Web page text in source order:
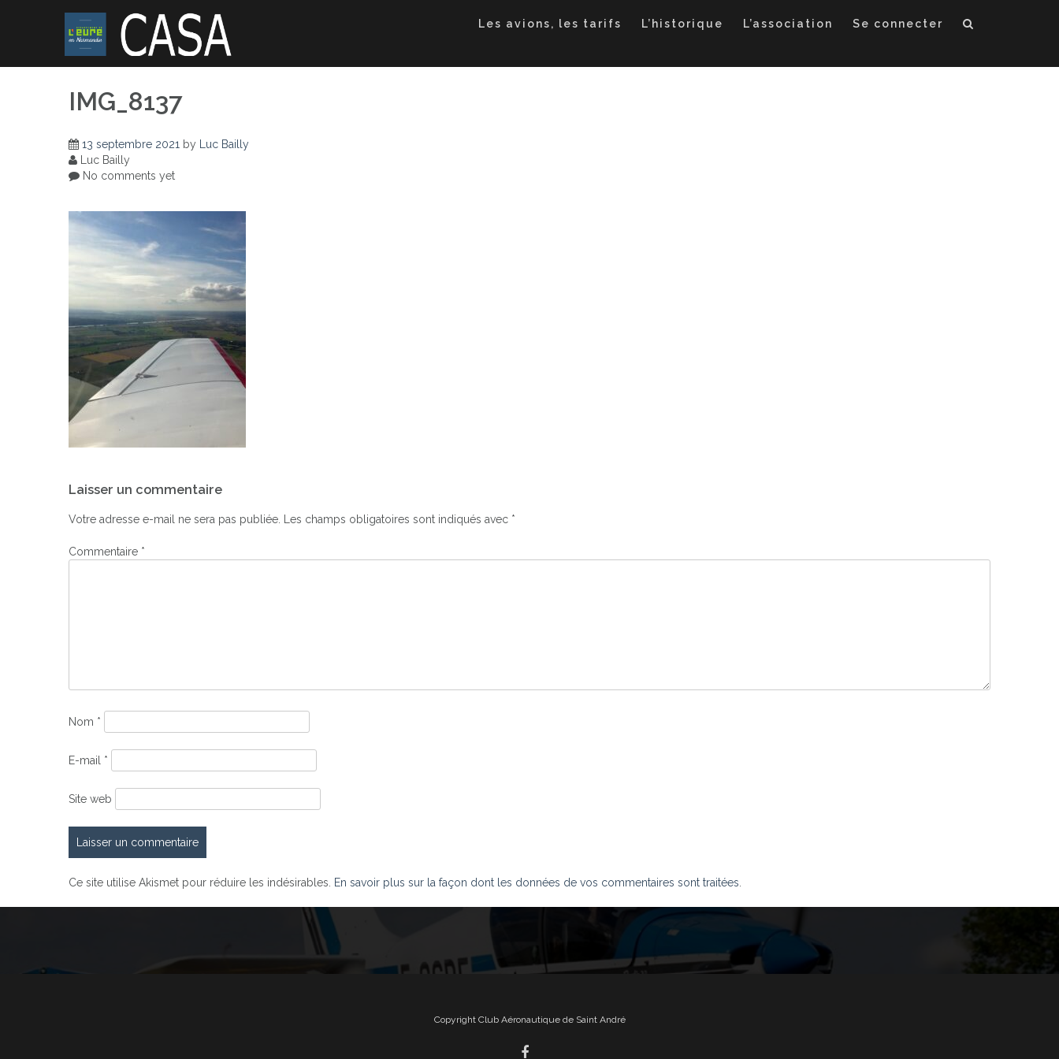
Les avions, les tarifs L’historique L’association Se connecter
IMG_8137
13 septembre 2021 by
Luc Bailly
Luc Bailly
No comments yet
de
l’article
Laisser un commentaire
Votre adresse e-mail ne sera pas publiée. Les champs obligatoires sont indiqués avec *
Commentaire *
Nom *
E-mail *
Site web
Ce site utilise Akismet pour réduire les indésirables. En savoir plus sur la façon dont les données de vos commentaires sont traitées.
Copyright Club Aéronautique de Saint André